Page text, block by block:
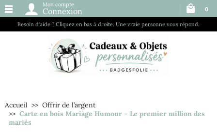
Besoin d’aide ? Cliquez en bas à droite. Une vraie personne vous répond.
Mon compte
Connexion 0
Accueil
Offrir de l’argent
Carte en bois Mariage Humour – Le premier million des
mariés